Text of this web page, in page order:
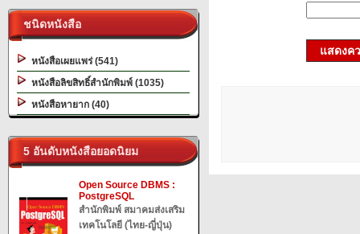
ชนิดหนังสือ
หนังสือเผยแพร่ (541)
หนังสือลิขสิทธิ์สำนักพิมพ์ (1035)
หนังสือหายาก (40)
5 อันดับหนังสือยอดนิยม
Open Source DBMS :
PostgreSQL
สำนักพิมพ์ สมาคมส่งเสริม
เทคโนโลยี (ไทย-ญี่ปุ่น)
แสดงค